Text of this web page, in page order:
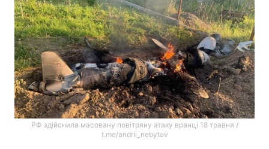
РФ здійснила масовану повітряну атаку вранці 18 травня /
t.me/andrii_nebytov